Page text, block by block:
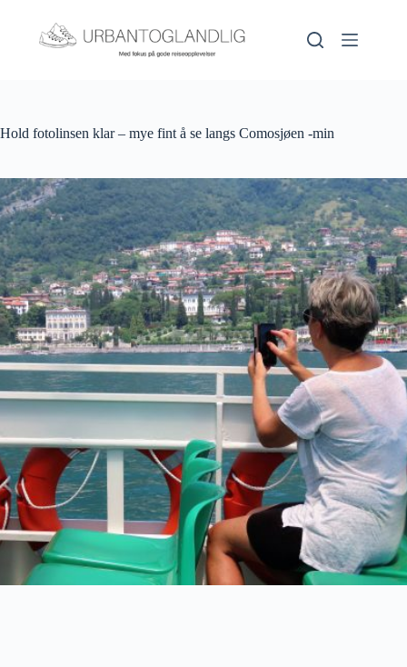
innholdet
Hold fotolinsen klar – mye fint å se langs Comosjøen -min